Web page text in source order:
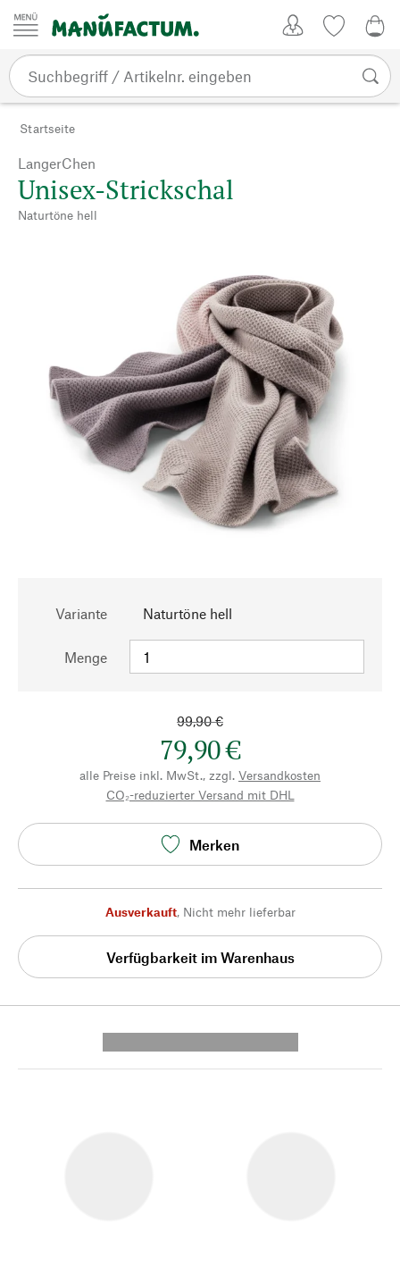
Zum Inhalt springen
Startseite
LangerChen
Unisex-Strickschal
Naturtöne hell
Variante Naturtöne hell
Menge
99,90 €
79,90 €
alle Preise inkl. MwSt., zzgl. Versandkosten
CO₂-reduzierter Versand mit DHL
Merken
Ausverkauft, Nicht mehr lieferbar
Verfügbarkeit im Warenhaus